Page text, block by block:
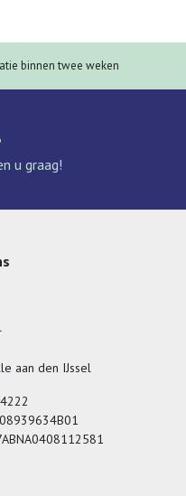
binnen twee weken
u graag!
aan den IJssel